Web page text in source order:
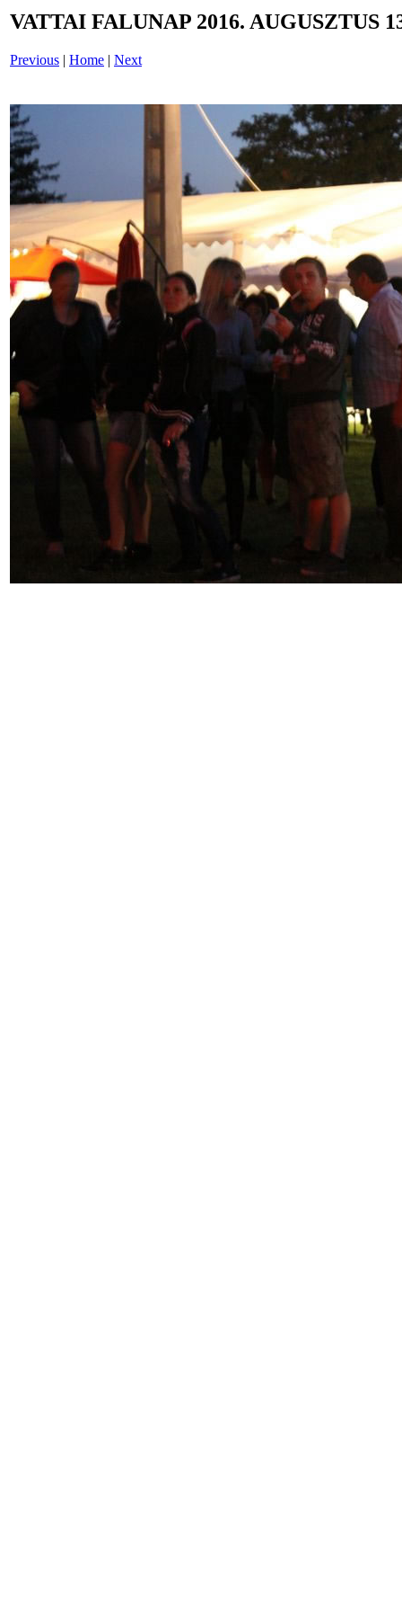
VATTAI FALUNAP 2016. AUGUSZTUS
Previous | Home | Next